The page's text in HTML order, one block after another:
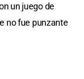
un juego de
no fue punzante